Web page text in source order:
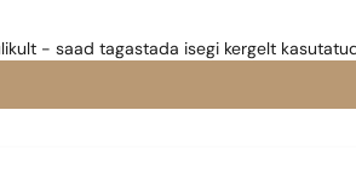
- saad tagastada isegi kergelt